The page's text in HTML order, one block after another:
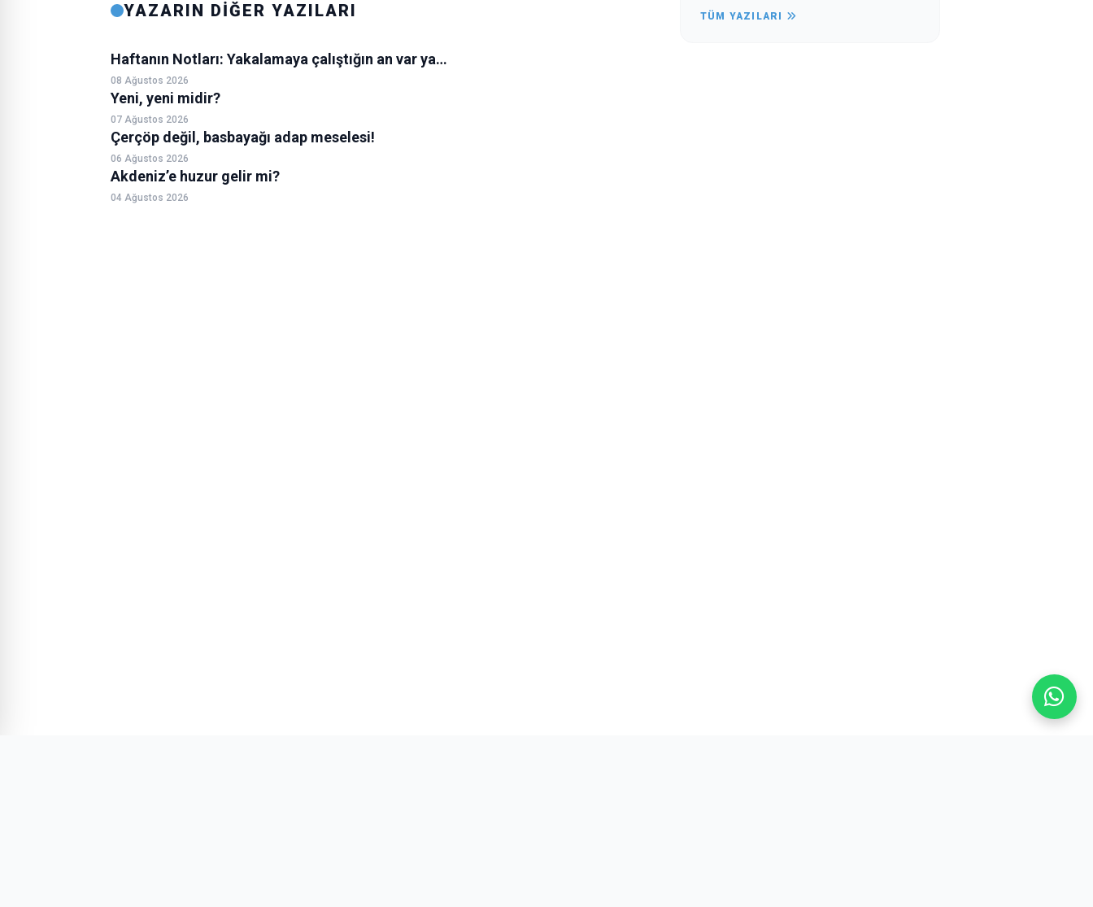
YAZARIN DİĞER YAZILARI
Haftanın Notları: Yakalamaya çalıştığın an var ya…
08 Ağustos 2026
Yeni, yeni midir?
07 Ağustos 2026
Çerçöp değil, basbayağı adap meselesi!
06 Ağustos 2026
Akdeniz’e huzur gelir mi?
04 Ağustos 2026
TÜM YAZILARI